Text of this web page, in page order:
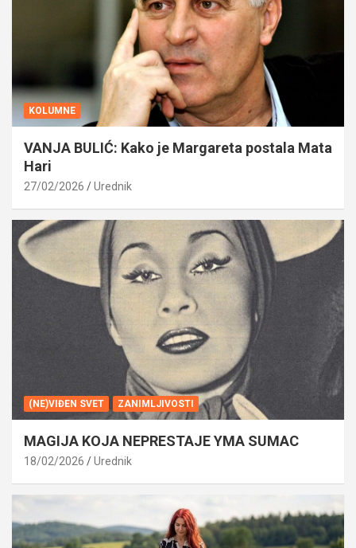
KOLUMNE
VANJA BULIĆ: Kako je Margareta postala Mata
Hari
27/02/2026 Urednik
(NE)VIĐEN SVET ZANIMLJIVOSTI
MAGIJA KOJA NEPRESTAJE YMA SUMAC
18/02/2026 Urednik